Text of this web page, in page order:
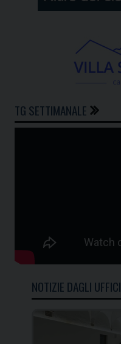
TG SETTIMANALE
NOTIZIE DAGLI UFFICI